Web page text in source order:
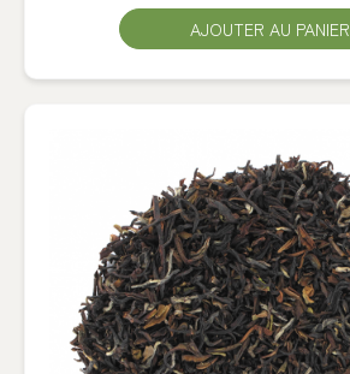
AJOUTER AU PANIER